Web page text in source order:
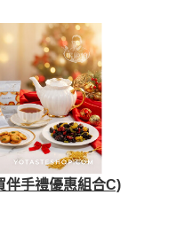
伴手禮優惠組合C)